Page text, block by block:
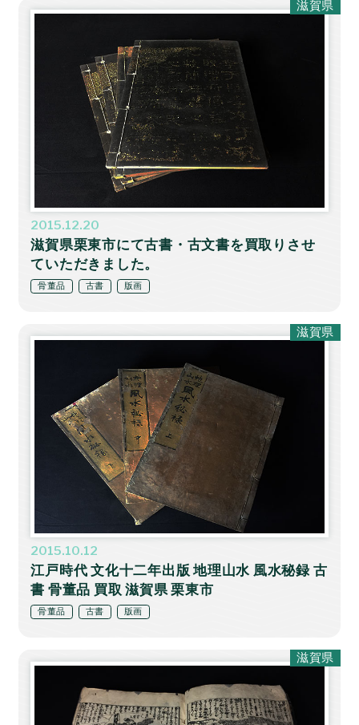
2015.12.20
滋賀県栗東市にて古書・古文書を買取りさせ
ていただきました。
骨董品 古書 版画
滋賀県
2015.10.12
江戸時代 文化十二年出版 地理山水 風水秘録 古
書 骨董品 買取 滋賀県 栗東市
骨董品 古書 版画
滋賀県
滋賀県